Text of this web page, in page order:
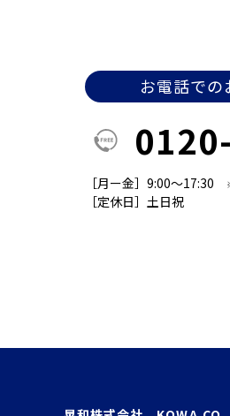
お電話での
［月ー金］9:00～17:30
［定休日］土日祝